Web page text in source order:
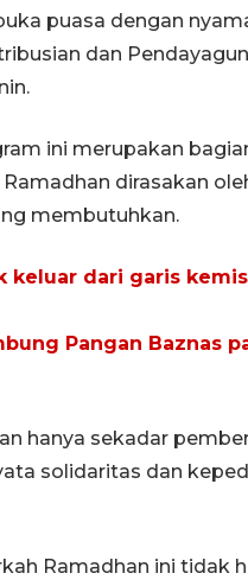
puasa dengan
dan
ini merupakan
dirasakan
membutuhkan.
keluar dari garis
Pangan Baznas
hanya sekadar
solidaritas dan
Ramadhan ini tidak